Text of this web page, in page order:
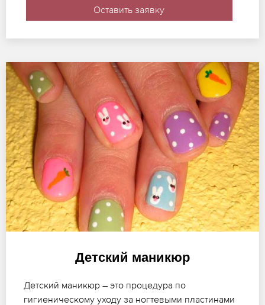
Оставить заявку
Детский маникюр
Детский маникюр – это процедура по
гигиеническому уходу за ногтевыми пластинами